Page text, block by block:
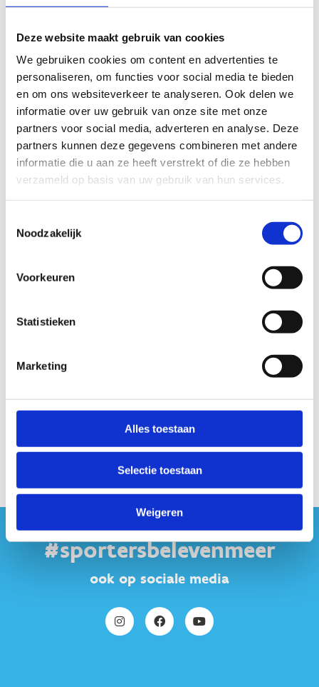
Deze website maakt gebruik van cookies
We gebruiken cookies om content en advertenties te
personaliseren, om functies voor social media te bieden
en om ons websiteverkeer te analyseren. Ook delen we
informatie over uw gebruik van onze site met onze
partners voor social media, adverteren en analyse. Deze
partners kunnen deze gegevens combineren met andere
informatie die u aan ze heeft verstrekt of die ze hebben
verzameld op basis van uw gebruik van hun services.
Noodzakelijk
Voorkeuren
Statistieken
Marketing
Alles toestaan
Selectie toestaan
Weigeren
Contacteer ons
Stuur een bericht
#sportersbelevenmeer
ook op sociale media